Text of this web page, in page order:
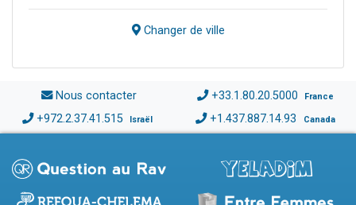
Changer de ville
Nous contacter +33.1.80.20.5000 France
+972.2.37.41.515 Israël +1.437.887.14.93 Canada